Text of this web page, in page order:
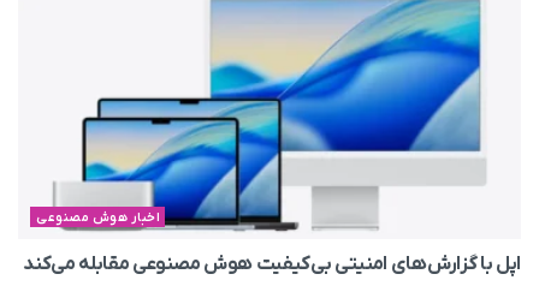
اخبار هوش مصنوعی
اپل با گزارش‌های امنیتی بی‌کیفیت هوش مصنوعی مقابله می‌کند